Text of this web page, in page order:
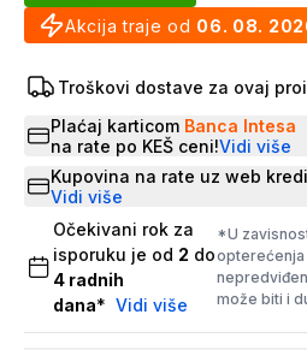
Akcija traje od 06. 08.
Troškovi dostave za ovaj
Plaćaj karticom Banca Intesa
na rate po KEŠ ceni!Vidi više
Kupovina na rate uz web
Vidi više
Očekivani rok za
isporuku je od 2 do
4 radnih
dana* Vidi više
*U
opterećenja
može biti i